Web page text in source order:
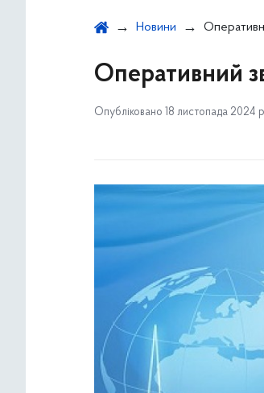
Новини
Оперативний
Опубліковано 18 листопада 2024